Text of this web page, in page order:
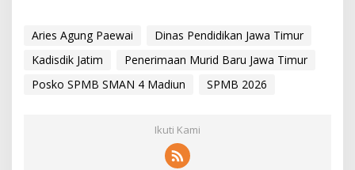
Aries Agung Paewai
Dinas Pendidikan Jawa Timur
Kadisdik Jatim
Penerimaan Murid Baru Jawa Timur
Posko SPMB SMAN 4 Madiun
SPMB 2026
Ikuti Kami